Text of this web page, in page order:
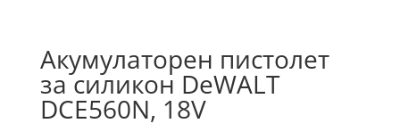
Акумулаторен пистолет
за силикон DeWALT
DCE560N, 18V